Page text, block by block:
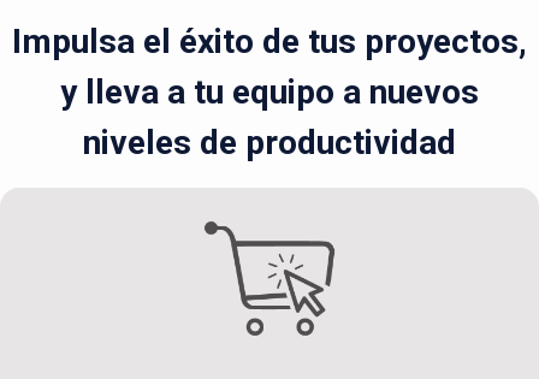
Impulsa el éxito de tus proyectos,
y lleva a tu equipo a nuevos
niveles de productividad